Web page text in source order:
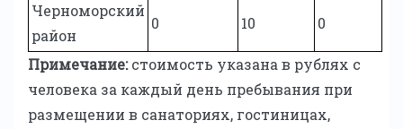
Черноморский
район
0 10 0
Примечание:cтоимость указана в рублях с
человека за каждый день пребывания при
размещении в санаториях, гостиницах,